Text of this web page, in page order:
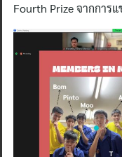
Fourth Prize จากการ